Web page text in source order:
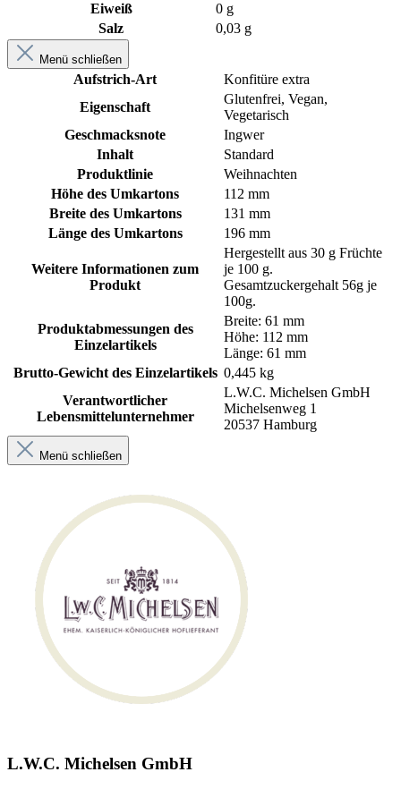
Eiweiß
0 g
Salz
0,03 g
Menü schließen
Aufstrich-Art
Konfitüre extra
Eigenschaft
Glutenfrei, Vegan,
Vegetarisch
Geschmacksnote
Ingwer
Inhalt
Standard
Produktlinie
Weihnachten
Höhe des Umkartons
112 mm
Breite des Umkartons
131 mm
Länge des Umkartons
196 mm
Weitere Informationen zum
Produkt
Hergestellt aus 30 g Früchte
je 100 g.
Gesamtzuckergehalt 56g je
100g.
Produktabmessungen des
Einzelartikels
Breite: 61 mm
Höhe: 112 mm
Länge: 61 mm
Brutto-Gewicht des Einzelartikels 0,445 kg
Verantwortlicher
Lebensmittelunternehmer
L.W.C. Michelsen GmbH
Michelsenweg 1
20537 Hamburg
Menü schließen
L.W.C. Michelsen GmbH